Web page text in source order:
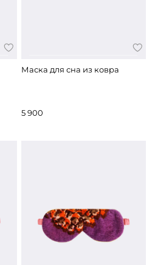
Маска для сна из ковра
5 900